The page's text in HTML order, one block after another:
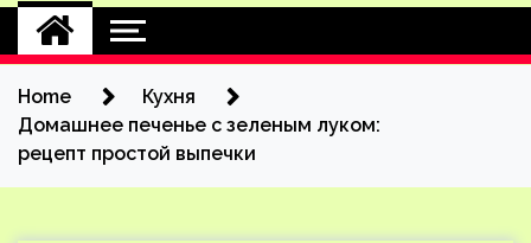
Home
Кухня
Домашнее печенье с зеленым луком:
рецепт простой выпечки